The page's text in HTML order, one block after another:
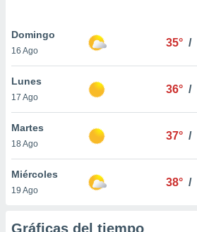
similares
como
sitio
de
traten tus
en
interés
su
Domingo
16 Ago
35° /
Lunes
17 Ago
36° /
Martes
18 Ago
37° /
Miércoles
19 Ago
38° /
Gráficas del tiempo